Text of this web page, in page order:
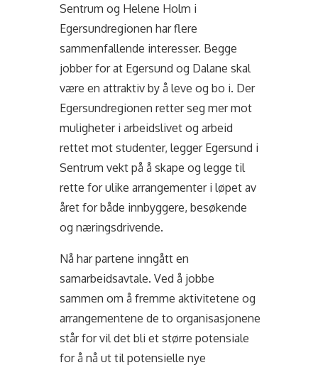
Sentrum og Helene Holm i
Egersundregionen har flere
sammenfallende interesser. Begge
jobber for at Egersund og Dalane skal
være en attraktiv by å leve og bo i. Der
Egersundregionen retter seg mer mot
muligheter i arbeidslivet og arbeid
rettet mot studenter, legger Egersund i
Sentrum vekt på å skape og legge til
rette for ulike arrangementer i løpet av
året for både innbyggere, besøkende
og næringsdrivende.
Nå har partene inngått en
samarbeidsavtale. Ved å jobbe
sammen om å fremme aktivitetene og
arrangementene de to organisasjonene
står for vil det bli et større potensiale
for å nå ut til potensielle nye